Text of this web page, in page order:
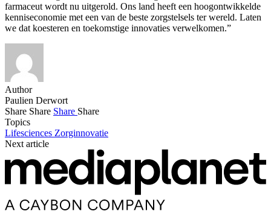
farmaceut wordt nu uitgerold. Ons land heeft een hoogontwikkelde
kenniseconomie met een van de beste zorgstelsels ter wereld. Laten
we dat koesteren en toekomstige innovaties verwelkomen.”
Author
Paulien Derwort
Share Share Share Share
Topics
Lifesciences Zorginnovatie
Next article